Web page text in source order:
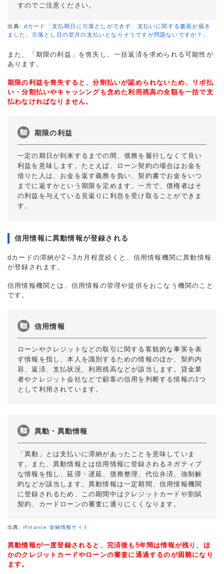
すのでご注意ください。
出典: dカード「支払期日に引落としができず、支払いに関する書面が届き
ました。引落とし日の翌月の支払いとなりそうですが問題ないですか？」
また、「期限の利益」を喪失し、一括返済を求められる可能性が
あります。
期限の利益を喪失すると、分割払いが認められないため、リボ払
い・分割払いやキャッシングも含めた利用残高の全額を一括で支
払わなければなりません。
期限の利益
一定の期日が到来するまでの間、債務を履行しなくて良い
利益を意味します。たとえば、ローン契約の場合はお金を
借りた人は、お金を返す義務を負い、契約書でお金をいつ
までに返すかという期限を定めます。一方で、債権者はそ
の利益を与えている見返りに利息を受け取ることができま
す。
信用情報に異動情報が登録される
dカードの滞納が2～3カ月程度続くと、信用情報機関に異動情報
が登録されます。
信用情報機関とは、信用情報の管理や提供をおこなう機関のこと
です。
信用情報
ローンやクレジットなどの取引に関する客観的な事実を表
す情報を指し、本人を識別するための情報のほか、契約内
容、返済、支払状況、利用残高などが該当します。貸金業
者やクレジット会社などで顧客の信用を判断する情報の1つ
として利用されています。
異動・異動情報
「異動」とは支払いに滞納があったことを意味していま
す。また、異動情報とは信用情報に登録されるネガティブ
な情報を指し、延滞・遅延、債務整理、代位弁済、強制解
約などが該当します。異動情報は一定期間、信用情報機関
に登録されるため、この期間中はクレジットカードや割賦
契約、カードローンの審査に通りにくくなります。
出典: iFinance 金融情報サイト
異動情報が一度登録されると、完済後も5年間は情報が残り、ほ
かのクレジットカードやローンの審査に通過するのが困難になり
ます。